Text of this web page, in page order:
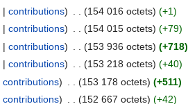
| contributions) (154 016 octets) (+1)
| contributions) . . (154 015 octets) (+79)
| contributions) (153 936 octets) (+718)
| contributions) (153 218 octets) (+40)
contributions) (153 178 octets) (+511)
contributions) (152 667 octets) (+42)